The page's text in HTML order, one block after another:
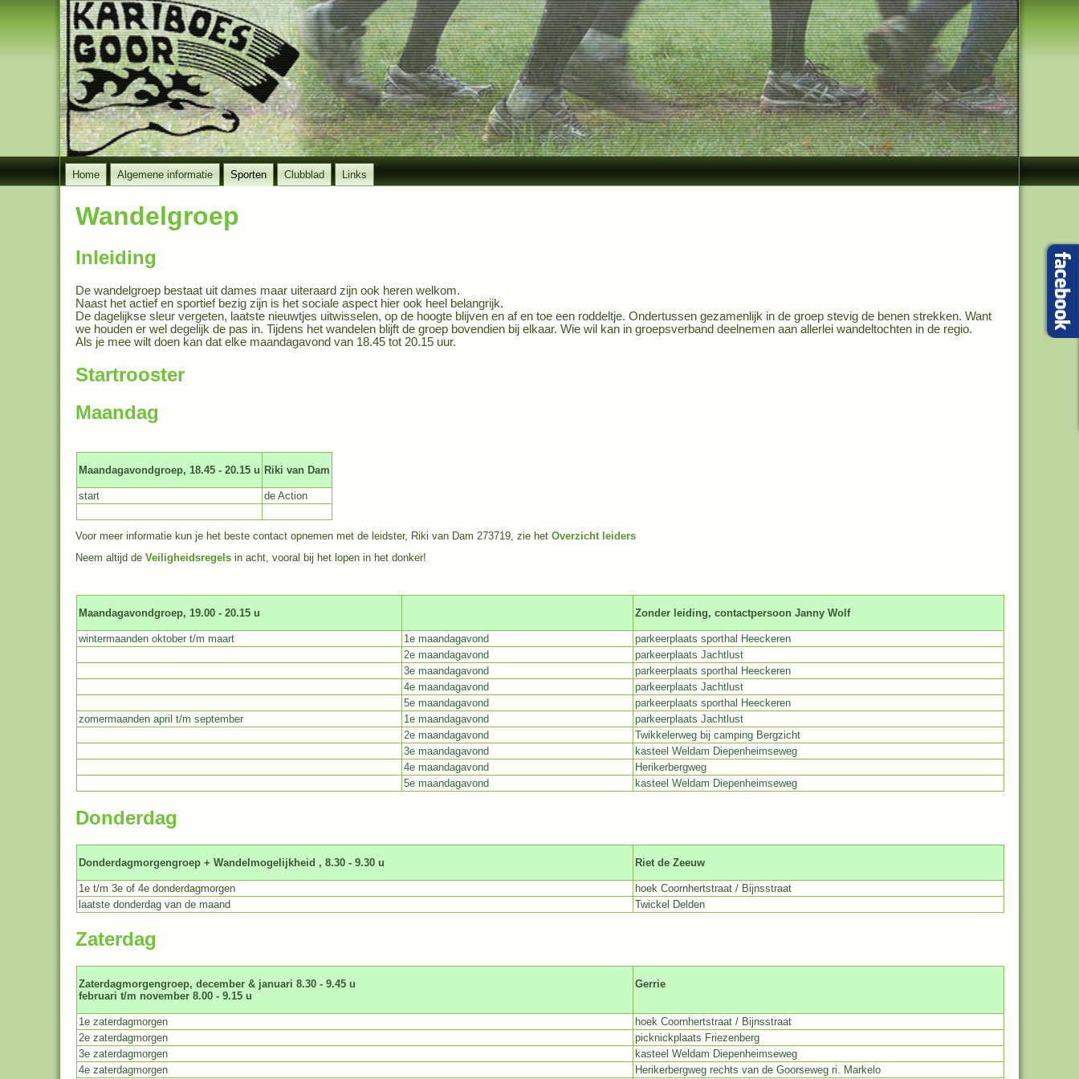
Home Algemene informatie Sporten Clubblad Links
Wandelgroep
Inleiding
De wandelgroep bestaat uit dames maar uiteraard zijn ook heren welkom.
Naast het actief en sportief bezig zijn is het sociale aspect hier ook heel belangrijk.
De dagelijkse sleur vergeten, laatste nieuwtjes uitwisselen, op de hoogte blijven en af en toe een roddeltje. Ondertussen gezamenlijk in de groep stevig de benen strekken. Want
we houden er wel degelijk de pas in. Tijdens het wandelen blijft de groep bovendien bij elkaar. Wie wil kan in groepsverband deelnemen aan allerlei wandeltochten in de regio.
Als je mee wilt doen kan dat elke maandagavond van 18.45 tot 20.15 uur.
Startrooster
Maandag
Maandagavondgroep, 18.45 - 20.15 u Riki van Dam
start de Action
Voor meer informatie kun je het beste contact opnemen met de leidster, Riki van Dam 273719, zie het Overzicht leiders
Neem altijd de Veiligheidsregels in acht, vooral bij het lopen in het donker!
Maandagavondgroep, 19.00 - 20.15 u Zonder leiding, contactpersoon Janny Wolf
wintermaanden oktober t/m maart 1e maandagavond
parkeerplaats sporthal Heeckeren
2e maandagavond
parkeerplaats Jachtlust
3e maandagavond
parkeerplaats sporthal Heeckeren
4e maandagavond
parkeerplaats Jachtlust
5e maandagavond
parkeerplaats sporthal Heeckeren
zomermaanden april t/m september
1e maandagavond
parkeerplaats Jachtlust
2e maandagavond
Twikkelerweg bij camping Bergzicht
3e maandagavond
kasteel Weldam Diepenheimseweg
4e maandagavond
Herikerbergweg
5e maandagavond
kasteel Weldam Diepenheimseweg
Donderdag
Donderdagmorgengroep + Wandelmogelijkheid , 8.30 - 9.30 u Riet de Zeeuw
1e t/m 3e of 4e donderdagmorgen
hoek Coornhertstraat / Bijnsstraat
laatste donderdag van de maand
Twickel Delden
Zaterdag
Zaterdagmorgengroep, december & januari 8.30 - 9.45 u
februari t/m november 8.00 - 9.15 u
Gerrie
1e zaterdagmorgen
hoek Coornhertstraat / Bijnsstraat
2e zaterdagmorgen
picknickplaats Friezenberg
3e zaterdagmorgen
kasteel Weldam Diepenheimseweg
4e zaterdagmorgen
Herikerbergweg rechts van de Goorseweg ri. Markelo